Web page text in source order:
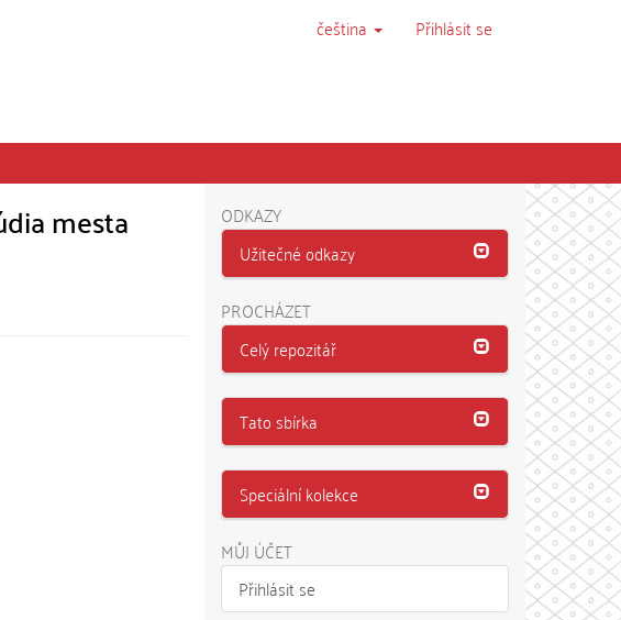
čeština Přihlásit se
mesta
ODKAZY
Užitečné odkazy
PROCHÁZET
Celý repozitář
Tato sbírka
Speciální kolekce
MŮJ ÚČET
Přihlásit se